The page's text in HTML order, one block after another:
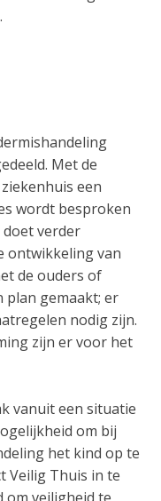
Met de
een
wordt besproken
doet verder
ontwikkeling van
de ouders of
plan gemaakt; er
nodig zijn.
zijn er voor het
vanuit een situatie
om bij
het kind op te
Veilig Thuis in te